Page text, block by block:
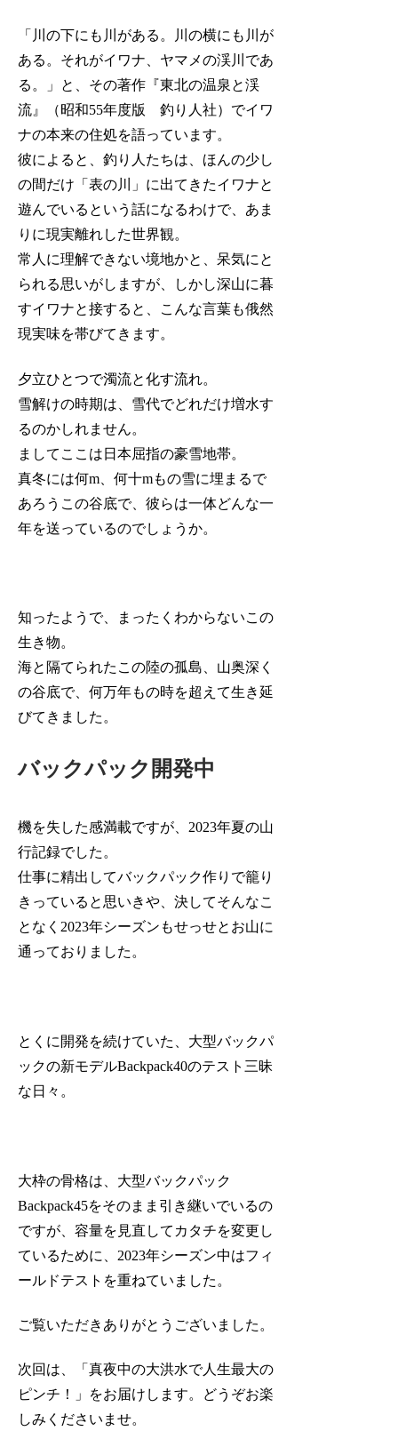
「川の下にも川がある。川の横にも川が
ある。それがイワナ、ヤマメの渓川であ
る。」と、その著作『東北の温泉と渓
流』（昭和55年度版 釣り人社）でイワ
ナの本来の住処を語っています。
彼によると、釣り人たちは、ほんの少し
の間だけ「表の川」に出てきたイワナと
遊んでいるという話になるわけで、あま
りに現実離れした世界観。
常人に理解できない境地かと、呆気にと
られる思いがしますが、しかし深山に暮
すイワナと接すると、こんな言葉も俄然
現実味を帯びてきます。
夕立ひとつで濁流と化す流れ。
雪解けの時期は、雪代でどれだけ増水す
るのかしれません。
ましてここは日本屈指の豪雪地帯。
真冬には何m、何十mもの雪に埋まるで
あろうこの谷底で、彼らは一体どんな一
年を送っているのでしょうか。
知ったようで、まったくわからないこの
生き物。
海と隔てられたこの陸の孤島、山奥深く
の谷底で、何万年もの時を超えて生き延
びてきました。
バックパック開発中
機を失した感満載ですが、2023年夏の山
行記録でした。
仕事に精出してバックパック作りで籠り
きっていると思いきや、決してそんなこ
となく2023年シーズンもせっせとお山に
通っておりました。
とくに開発を続けていた、大型バックパ
ックの新モデルBackpack40のテスト三昧
な日々。
大枠の骨格は、大型バックパック
Backpack45をそのまま引き継いでいるの
ですが、容量を見直してカタチを変更し
ているために、2023年シーズン中はフィ
ールドテストを重ねていました。
ご覧いただきありがとうございました。
次回は、「真夜中の大洪水で人生最大の
ピンチ！」をお届けします。どうぞお楽
しみくださいませ。